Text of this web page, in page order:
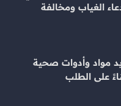
الغياب ومخالفة
مواد وأدوات صحية
على الطلب